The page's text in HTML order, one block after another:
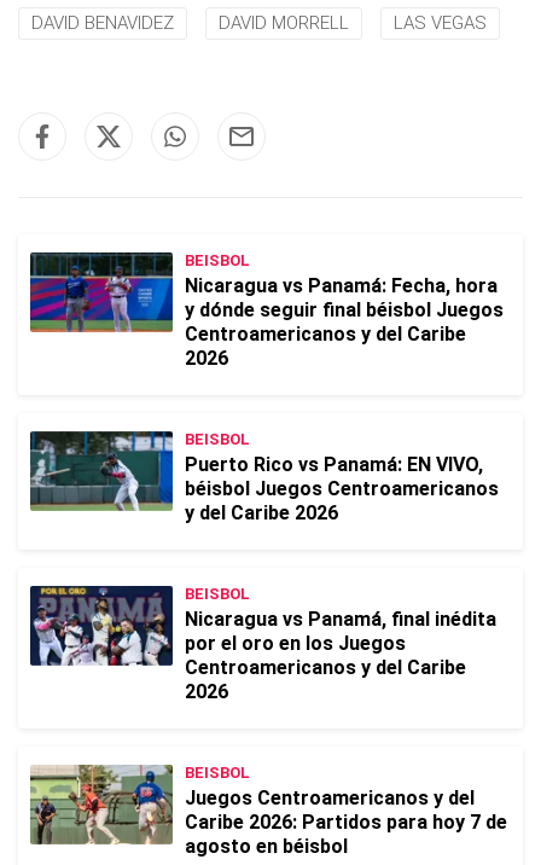
DAVID BENAVIDEZ DAVID MORRELL LAS VEGAS
BEISBOL
Nicaragua vs Panamá: Fecha, hora
y dónde seguir final béisbol Juegos
Centroamericanos y del Caribe
2026
BEISBOL
Puerto Rico vs Panamá: EN VIVO,
béisbol Juegos Centroamericanos
y del Caribe 2026
BEISBOL
Nicaragua vs Panamá, final inédita
por el oro en los Juegos
Centroamericanos y del Caribe
2026
BEISBOL
Juegos Centroamericanos y del
Caribe 2026: Partidos para hoy 7 de
agosto en béisbol